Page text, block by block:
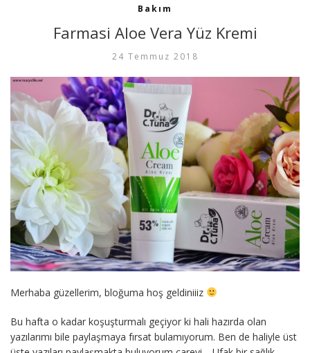
Bakım
Farmasi Aloe Vera Yüz Kremi
24 Temmuz 2018
Merhaba güzellerim, bloğuma hoş geldiniiiz
Bu hafta o kadar koşuşturmalı geçiyor ki hali hazırda olan
yazılarımı bile paylaşmaya fırsat bulamıyorum. Ben de haliyle üst